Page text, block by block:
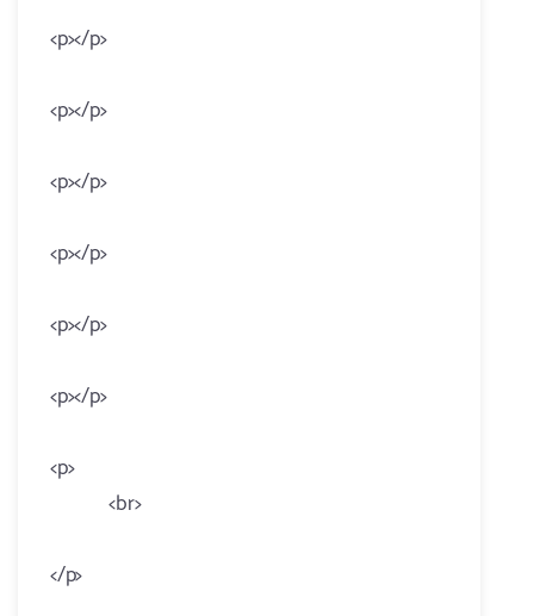
<p></p>
<p></p>
<p></p>
<p></p>
<p></p>
<p></p>
<p>
<br>
</p>